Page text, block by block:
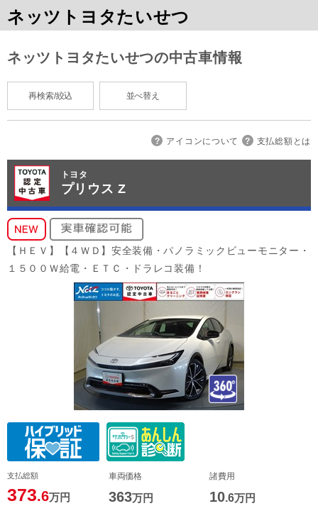
ネッツトヨタたいせつ
ネッツトヨタたいせつの中古車情報
再検索/絞込 並べ替え
アイコンについて 支払総額とは
トヨタ
プリウス Z
【ＨＥＶ】【４ＷＤ】安全装備・パノラミックビューモニター・
１５００Ｗ給電・ＥＴＣ・ドラレコ装備！
支払総額
373.6万円
車両価格
363万円
諸費用
10.6万円